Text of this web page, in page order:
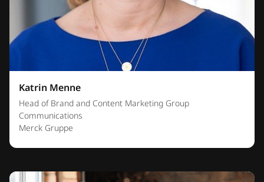
Katrin Menne
Head of Brand and Content Marketing Group
Communications
Merck Gruppe